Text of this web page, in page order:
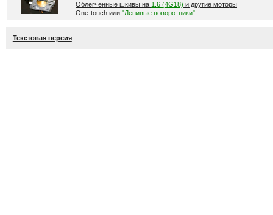
Облегченные шкивы на 1.6 (4G18) и другие моторы
One-touch или "Ленивые поворотники"
Текстовая версия